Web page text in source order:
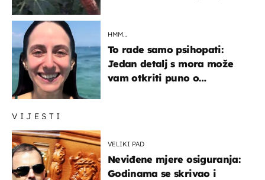
VIJESTI
VELIKI PAD
Neviđene mjere osiguranja:
Godinama se skrivao i
HMM…
To rade samo psihopati:
Jedan detalj s mora može
vam otkriti puno o